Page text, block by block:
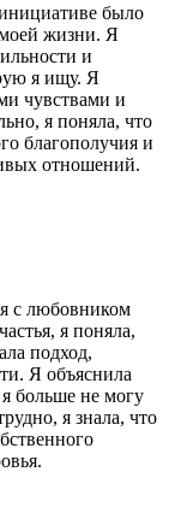
было
жизни. Я
и
я ищу. Я
чувствами и
я поняла, что
благополучия и
отношений.
с любовником
я поняла,
подход,
Я объяснила
больше не могу
я знала, что